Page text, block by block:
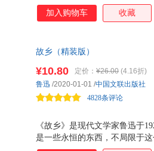
精髓，提高理解、分析与鉴赏
成果和一线名师的宝贵教学经
研发，深度契合新课改对名著
书汇集了众多学术大家的名著
深入细致的批注赏析，以及实
这套书将让阅读成
加入购物车 收藏
故乡（精装版）
《故乡》是现代文学家鲁迅于
是一些永恒的东西，不局限于
¥10.80 定价： ¥26.00 (4.16折)
4828条评论
鲁迅 /2020-01-01 /中国文联出版社